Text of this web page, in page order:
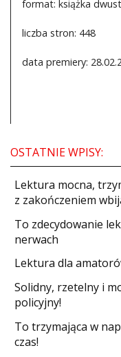
format: książka
liczba stron: 448
data premiery:
OSTATNIE WPISY:
​Lektura mocna,
z zakończeniem
​To zdecydowanie
nerwach
Lektura dla
Solidny, rzetelny i
policyjny!
​To trzymająca w
czas!